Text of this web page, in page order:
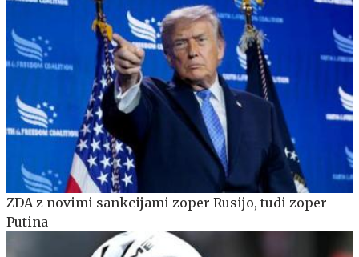
ZDA z novimi sankcijami zoper Rusijo, tudi zoper
Putina